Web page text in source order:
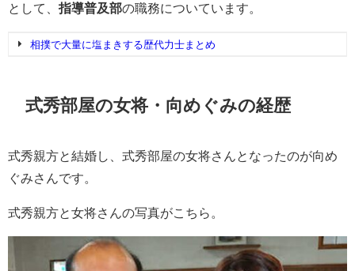
として、 指導普及部の職務についています。
相撲で大量に塩まきする歴代力士まとめ
式秀部屋の女将・向めぐみの経歴
式秀親方と結婚し、式秀部屋の女将さんとなったのが向め
ぐみさんです。
式秀親方と女将さんの写真がこちら。